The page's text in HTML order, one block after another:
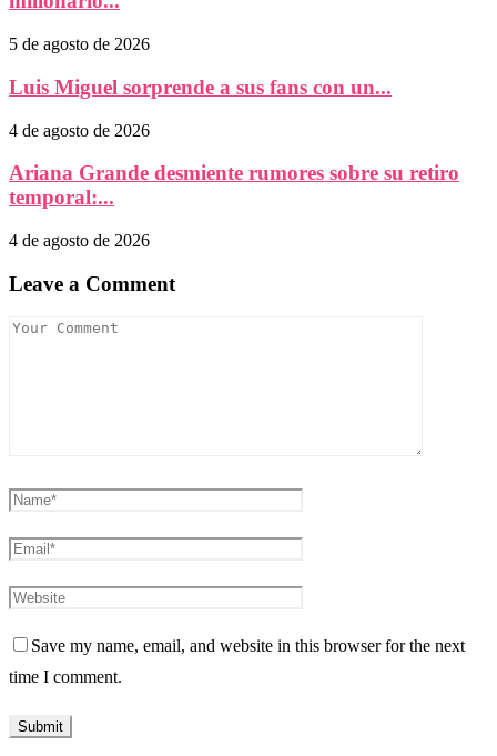
5 de agosto de 2026
Luis Miguel sorprende a sus fans con un...
4 de agosto de 2026
Ariana Grande desmiente rumores sobre su retiro
temporal:...
4 de agosto de 2026
Leave a Comment
Save my name, email, and website in this browser for the next
time I comment.